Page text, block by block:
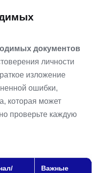
документов
личности
изложение
ошибки,
которая может
проверьте каждую
Важные